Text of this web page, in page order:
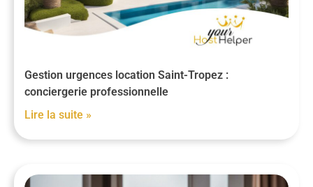
Gestion urgences location Saint-Tropez :
conciergerie professionnelle
Lire la suite »